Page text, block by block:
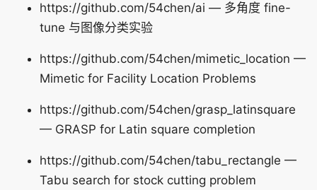
https://github.com/54chen/ai — 多角度 fine-
tune 与图像分类实验
https://github.com/54chen/mimetic_location —
Mimetic for Facility Location Problems
https://github.com/54chen/grasp_latinsquare
— GRASP for Latin square completion
https://github.com/54chen/tabu_rectangle —
Tabu search for stock cutting problem